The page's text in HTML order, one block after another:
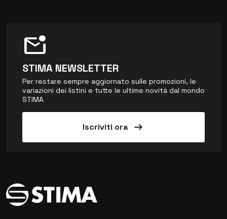
mark_email_unread
STIMA NEWSLETTER
Per restare sempre aggiornato sulle promozioni, le
variazioni dei listini e tutte le ultime novità dal mondo
STIMA
Iscriviti ora arrow_right_alt